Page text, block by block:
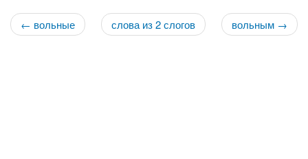
← вольные вольным →
слова из 2 слогов